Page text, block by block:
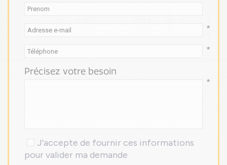
*
*
Précisez votre besoin
*
J'accepte de fournir ces informations
pour valider ma demande